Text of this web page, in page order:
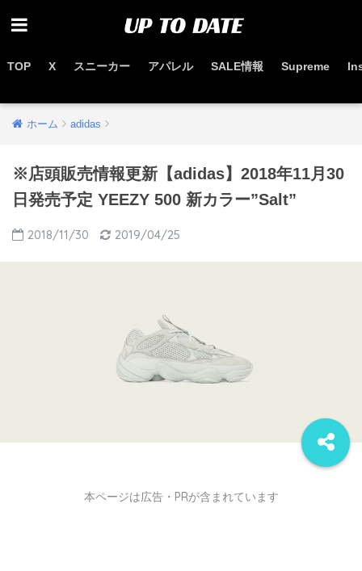
TOP X スニーカー アパレル SALE情報 Supreme
ホーム adidas
※店頭販売情報更新【adidas】2018年11月30
日発売予定 YEEZY 500 新カラー”Salt”
2018/11/30 2019/04/25
本ページは広告・PRが含まれています